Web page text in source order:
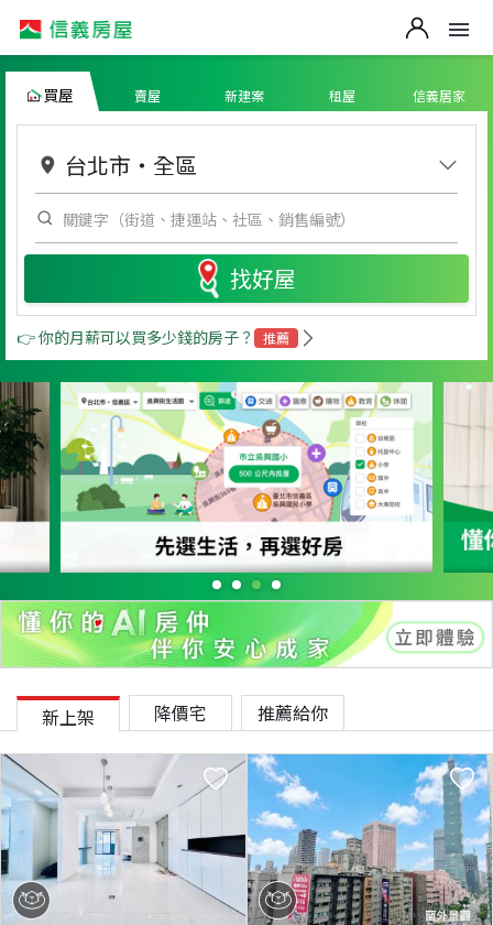
買屋 賣屋 新建案 租屋 信義居家
台北市 ・ 全區
找好屋
👉 你的月薪可以買多少錢的房子？ 推薦
新上架 降價宅 推薦給你